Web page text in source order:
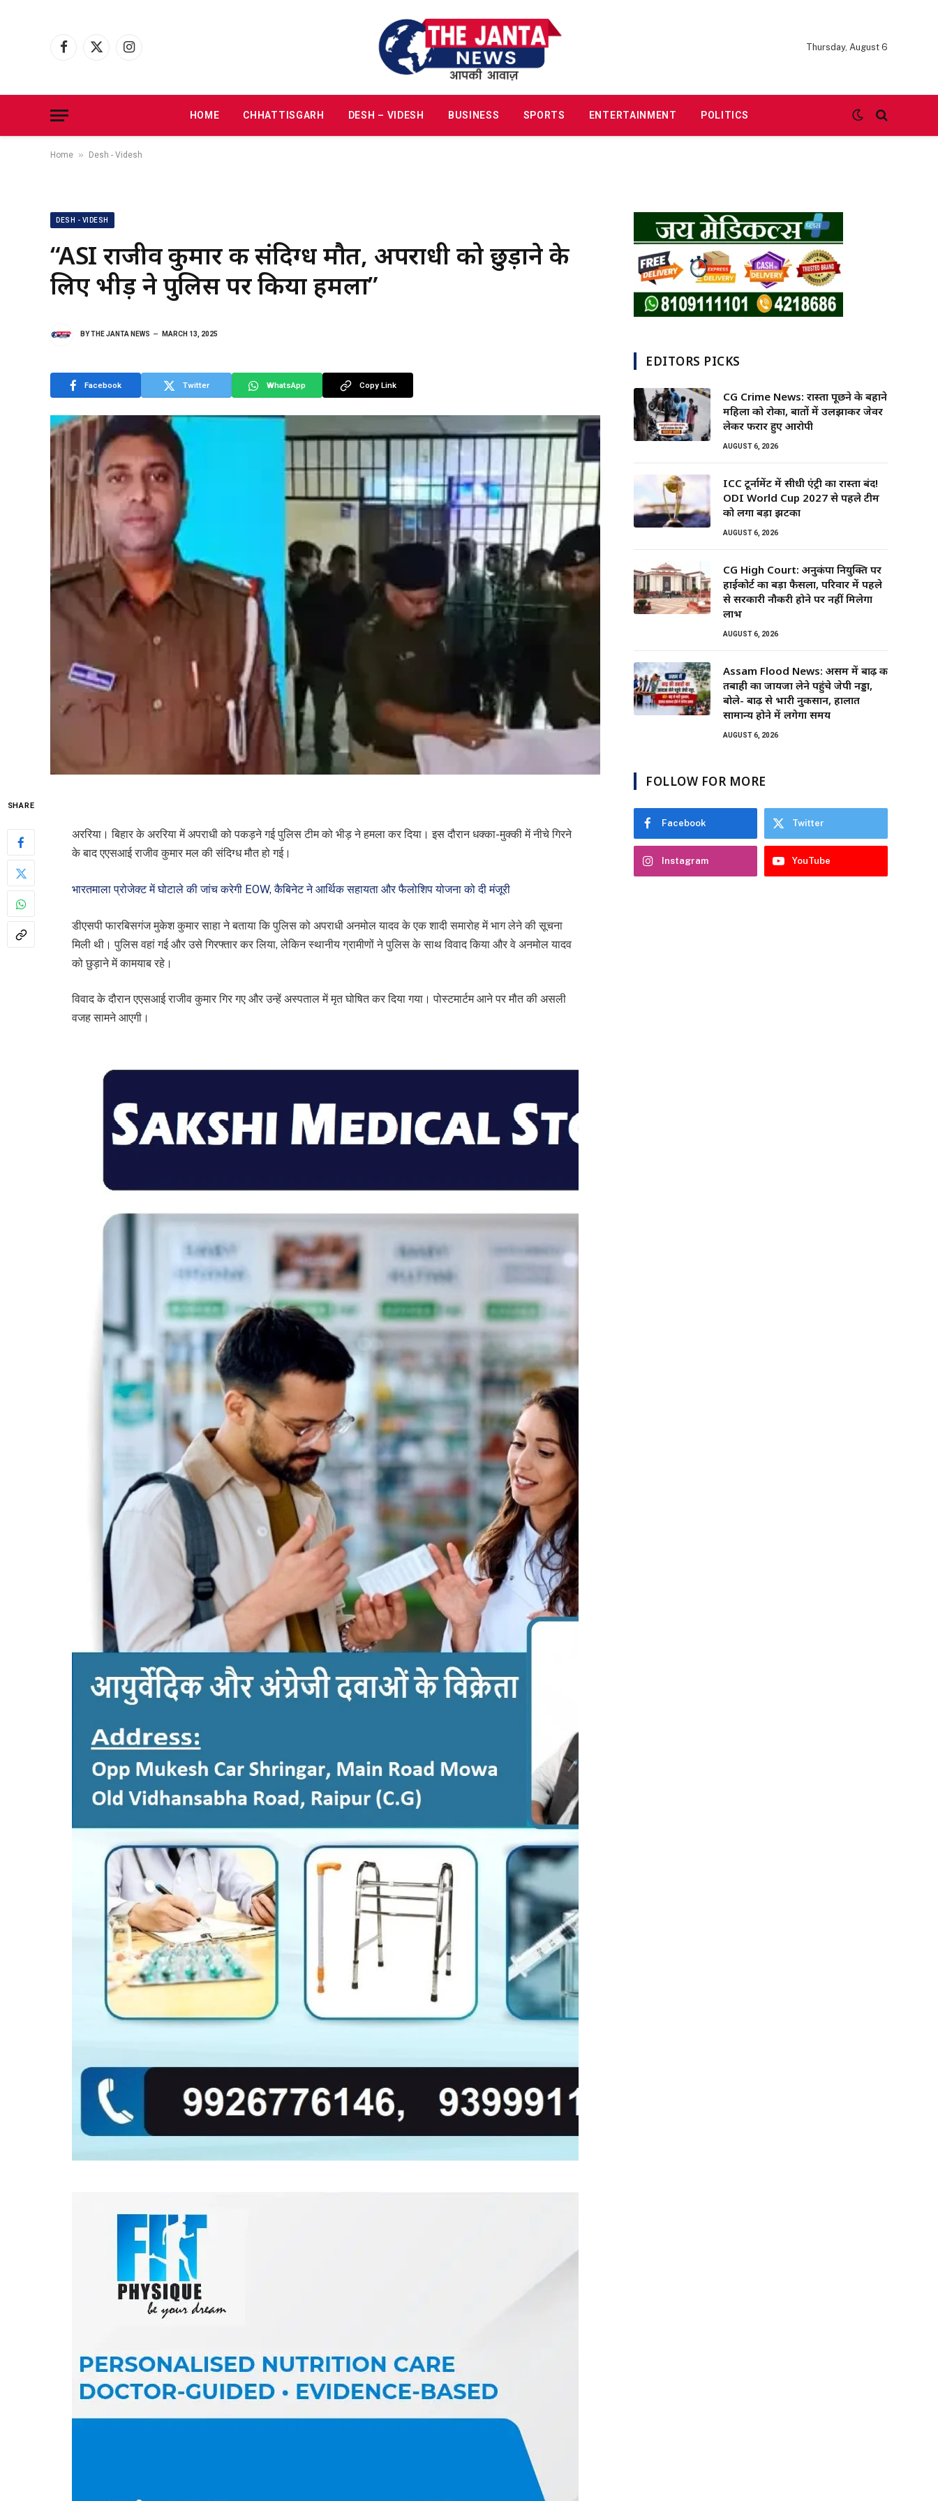
Facebook
X
Instagram
Thursday, August 6
HOME CHHATTISGARH DESH – VIDESH BUSINESS SPORTS ENTERTAINMENT POLITICS
Home » Desh - Videsh
DESH - VIDESH
“ASI राजीव कुमार की संदिग्ध मौत, अपराधी को छुड़ाने के
लिए भीड़ ने पुलिस पर किया हमला”
BYTHE JANTA NEWS MARCH 13, 2025
Facebook Twitter WhatsApp Copy Link
SHARE
अररिया। बिहार के अररिया में अपराधी को पकड़ने गई पुलिस टीम को भीड़ ने हमला कर दिया। इस दौरान धक्का-मुक्की में नीचे गिरने
के बाद एएसआई राजीव कुमार मल की संदिग्ध मौत हो गई।
भारतमाला प्रोजेक्ट में घोटाले की जांच करेगी EOW, कैबिनेट ने आर्थिक सहायता और फैलोशिप योजना को दी मंजूरी
डीएसपी फारबिसगंज मुकेश कुमार साहा ने बताया कि पुलिस को अपराधी अनमोल यादव के एक शादी समारोह में भाग लेने की सूचना
मिली थी। पुलिस वहां गई और उसे गिरफ्तार कर लिया, लेकिन स्थानीय ग्रामीणों ने पुलिस के साथ विवाद किया और वे अनमोल यादव
को छुड़ाने में कामयाब रहे।
विवाद के दौरान एएसआई राजीव कुमार गिर गए और उन्हें अस्पताल में मृत घोषित कर दिया गया। पोस्टमार्टम आने पर मौत की असली
वजह सामने आएगी।
EDITORS PICKS
CG Crime News: रास्ता पूछने के बहाने
महिला को रोका, बातों में उलझाकर जेवर
लेकर फरार हुए आरोपी
AUGUST 6, 2026
ICC टूर्नामेंट में सीधी एंट्री का रास्ता बंद!
ODI World Cup 2027 से पहले टीम
को लगा बड़ा झटका
AUGUST 6, 2026
CG High Court: अनुकंपा नियुक्ति पर
हाईकोर्ट का बड़ा फैसला, परिवार में पहले
से सरकारी नौकरी होने पर नहीं मिलेगा
लाभ
AUGUST 6, 2026
Assam Flood News: असम में बाढ़ की
तबाही का जायजा लेने पहुंचे जेपी नड्डा,
बोले- बाढ़ से भारी नुकसान, हालात
सामान्य होने में लगेगा समय
AUGUST 6, 2026
FOLLOW FOR MORE
Facebook Twitter
Instagram YouTube